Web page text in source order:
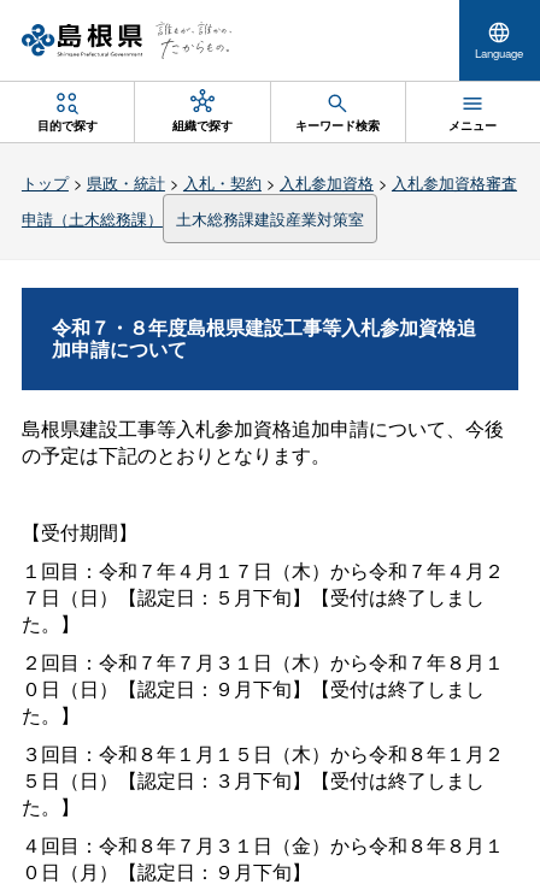
Language
目的で探す 組織で探す キーワード検索 メニュー
トップ> 県政・統計> 入札・契約 > 入札参加資格> 入札参加資格審査
申請（土木総務課）
土木総務課建設産業対策室
令和７・８年度島根県建設工事等入札参加資格追
加申請について
島根県建設工事等入札参加資格追加申請について、今後
の予定は下記のとおりとなります。
【受付期間】
１回目：令和７年４月１７日（木）から令和７年４月２
７日（日）【認定日：５月下旬】【受付は終了しまし
た。】
２回目：令和７年７月３１日（木）から令和７年８月１
０日（日）【認定日：９月下旬】【受付は終了しまし
た。】
３回目：令和８年１月１５日（木）から令和８年１月２
５日（日）【認定日：３月下旬】【受付は終了しまし
た。】
４回目：令和８年７月３１日（金）から令和８年８月１
０日（月）【認定日：９月下旬】